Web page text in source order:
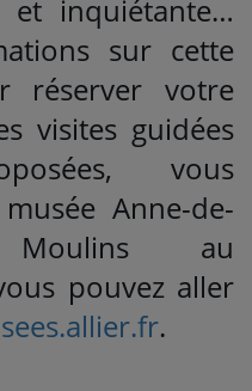
et inquiétante…
sur cette
réserver votre
visites guidées
vous
Anne-de-
au
pouvez aller
.